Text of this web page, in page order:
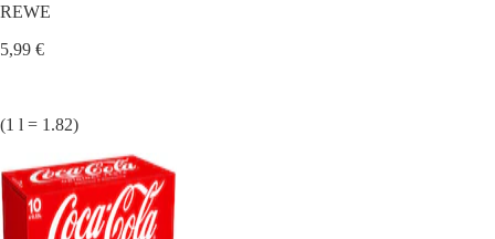
REWE
5,99 €
(1 l = 1.82)